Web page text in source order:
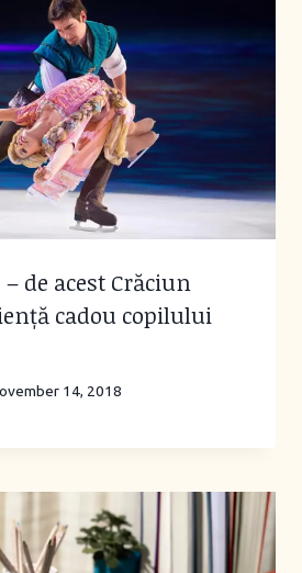
de acest Crăciun
cadou copilului
14, 2018